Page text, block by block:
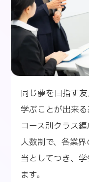
同じ夢を目指す
学ぶことが出来る
コース別クラス
人数制で、各業
当としてつき、
ます。